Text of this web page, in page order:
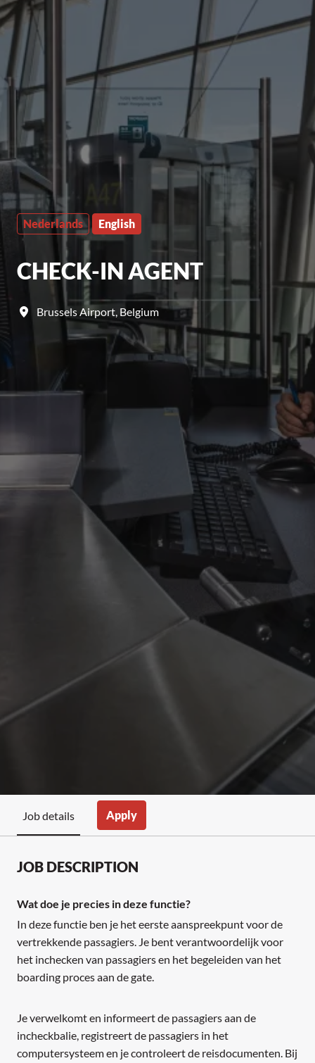
Nederlands English
CHECK-IN AGENT
Brussels Airport, Belgium
Job details Apply
JOB DESCRIPTION
Wat doe je precies in deze functie?
In deze functie ben je het eerste aanspreekpunt voor de
vertrekkende passagiers. Je bent verantwoordelijk voor
het inchecken van passagiers en het begeleiden van het
boarding proces aan de gate.
Je verwelkomt en informeert de passagiers aan de
incheckbalie, registreert de passagiers in het
computersysteem en je controleert de reisdocumenten. Bij